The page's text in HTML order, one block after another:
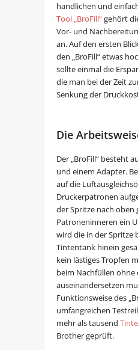
handlichen und
Tool „BroFill“gehört
Vor- und
an. Auf den ersten
den „BroFill“ etwas
sollte einmal die
die man bei der Zeit
Senkung der
Die
Der „BroFill“ besteht
und einem Adapter.
auf die
Druckerpatronen
der Spritze nach oben
Patroneninneren ein
wird die in der Spritze
Tintentank hinein
kein lästiges Tropfen
beim Nachfüllen ohne
auseinandersetzen
Funktionsweise des
umfangreichen
mehr als tausend
Brother geprüft.